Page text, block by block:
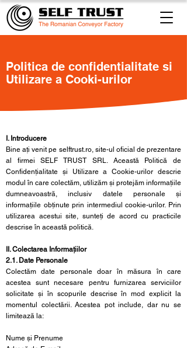
Politica de confidentialitate si
Utilizare a Cooki-urilor
I. Introducere
Bine ați venit pe selftrust.ro, site-ul oficial de prezentare
al firmei SELF TRUST SRL. Această Politică de
Confidențialitate și Utilizare a Cookie-urilor descrie
modul în care colectăm, utilizăm și protejăm informațiile
dumneavoastră, inclusiv datele personale și
informațiile obținute prin intermediul cookie-urilor. Prin
utilizarea acestui site, sunteți de acord cu practicile
descrise în această politică.
II. Colectarea Informațiilor
2.1. Date Personale
Colectăm date personale doar în măsura în care
acestea sunt necesare pentru furnizarea serviciilor
solicitate și în scopurile descrise în mod explicit la
momentul colectării. Acestea pot include, dar nu se
limitează la:
Nume și Prenume